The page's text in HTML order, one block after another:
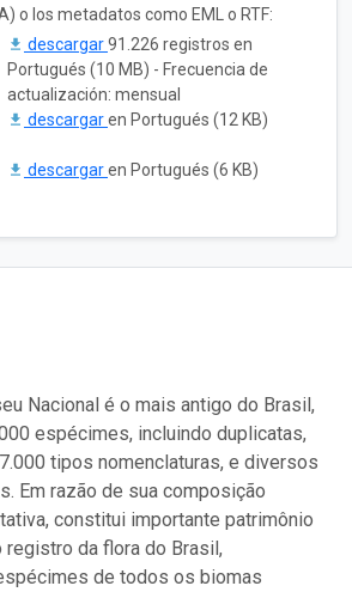
o los metadatos como EML o RTF:
descargar91.226 registros en
Portugués (10 MB) - Frecuencia de
actualización: mensual
descargaren Portugués (12 KB)
descargaren Portugués (6 KB)
Nacional é o mais antigo do Brasil,
espécimes, incluindo duplicatas,
tipos nomenclaturas, e diversos
Em razão de sua composição
constitui importante patrimônio
registro da flora do Brasil,
de todos os biomas